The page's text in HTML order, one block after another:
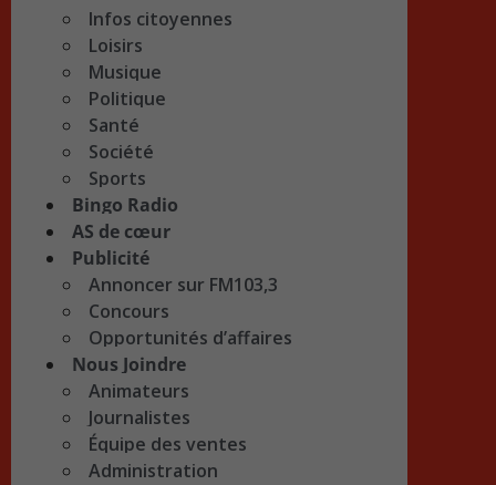
Infos citoyennes
Loisirs
Musique
Politique
Santé
Société
Sports
Bingo Radio
AS de cœur
Publicité
Annoncer sur FM103,3
Concours
Opportunités d’affaires
Nous Joindre
Animateurs
Journalistes
Équipe des ventes
Administration